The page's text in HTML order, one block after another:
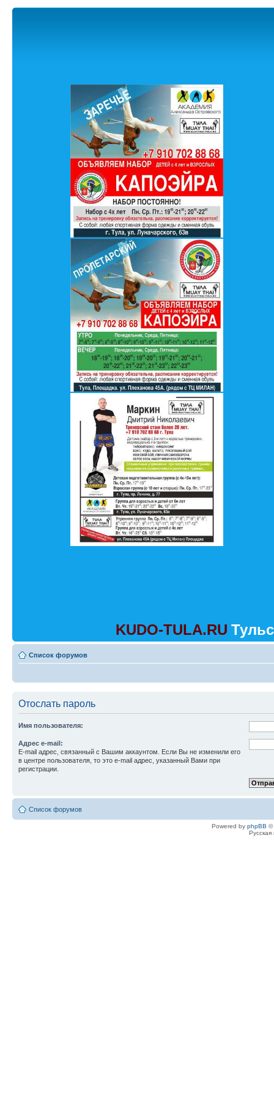
KUDO-TULA.RU
Список форумов
Отослать пароль
Имя пользователя:
Адрес e-mail:
E-mail адрес, связанный с Вашим аккаунтом. Если Вы не изменили его
в центре пользователя, то это e-mail адрес, указанный Вами при
регистрации.
Список форумов
Powered by phpBB ©